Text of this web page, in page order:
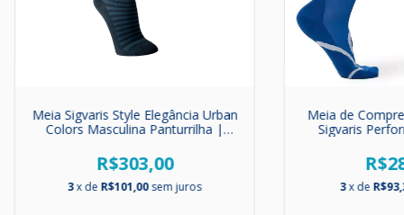
Meia Sigvaris Style Elegância Urban
Colors Masculina Panturrilha |
R$303,00
3x de R$101,00sem juros
Meia de
Sigvaris
3x de